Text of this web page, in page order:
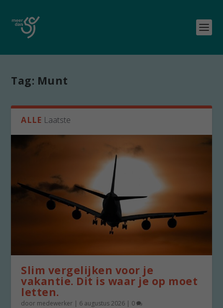
Tag: Munt
ALLE Laatste
Slim vergelijken voor je
vakantie. Dit is waar je op moet
letten.
door medewerker | 6 augustus 2026 | 0